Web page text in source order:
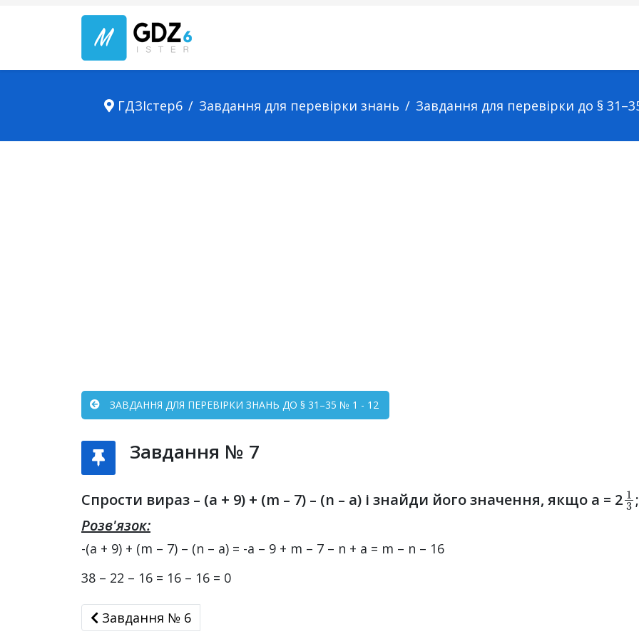
ГДЗІстер6 Завдання для перевірки знань Завдання для перевірки до §
ЗАВДАННЯ ДЛЯ ПЕРЕВІРКИ ЗНАНЬ ДО § 31–35 № 1 - 12
Завдання № 7
Спрости вираз – (a + 9) + (m – 7) – (n – a) і знайди його значення, якщо a = 2
1
Розв'язок:
-(a + 9) + (m – 7) – (n – a) = -a – 9 + m – 7 – n + a = m – n – 16
38 – 22 – 16 = 16 – 16 = 0
Завдання № 6
Завдання № 6